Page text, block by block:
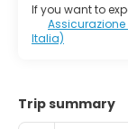
If you want to
Italia)
Trip summary